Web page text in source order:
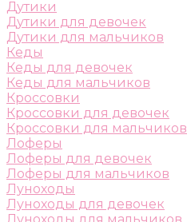
Дутики
Дутики для девочек
Дутики для мальчиков
Кеды
Кеды для девочек
Кеды для мальчиков
Кроссовки
Кроссовки для девочек
Кроссовки для мальчиков
Лоферы
Лоферы для девочек
Лоферы для мальчиков
Луноходы
Луноходы для девочек